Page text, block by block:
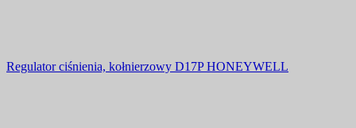
Regulator ciśnienia, kołnierzowy D17P HONEYWELL